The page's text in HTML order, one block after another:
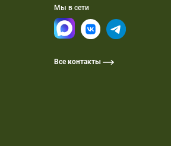
Мы в сети
Все контакты